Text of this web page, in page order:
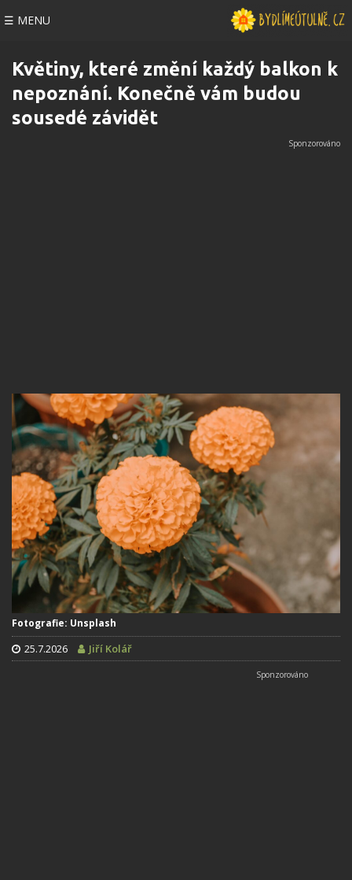
☰ MENU
Květiny, které změní každý balkon k
nepoznání. Konečně vám budou
sousedé závidět
Fotografie: Unsplash
25.7.2026 Jiří Kolář